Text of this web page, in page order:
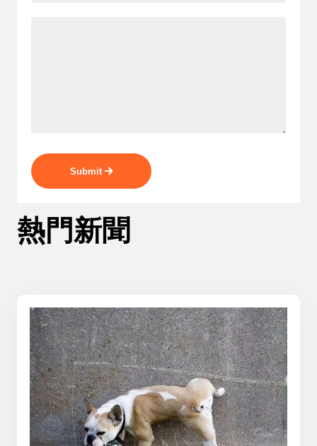
Submit
熱門新聞